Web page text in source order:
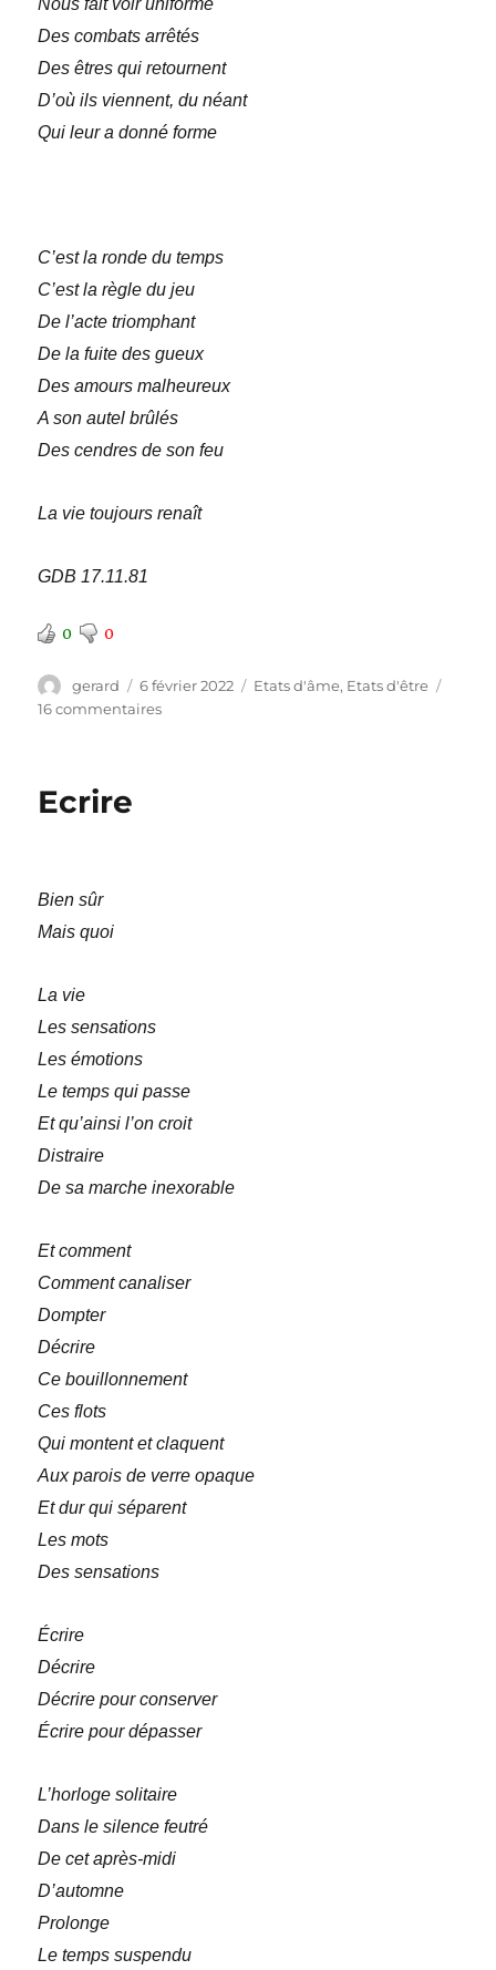
Nous fait voir uniforme
Des combats arrêtés
Des êtres qui retournent
D’où ils viennent, du néant
Qui leur a donné forme
C’est la ronde du temps
C’est la règle du jeu
De l’acte triomphant
De la fuite des gueux
Des amours malheureux
A son autel brûlés
Des cendres de son feu
La vie toujours renaît
GDB 17.11.81
0 0
Auteur
gerard
Publié
le
6 février 2022 Catégories
Etats d'âme, Etats d'être
16 commentairessur
Ecrire
Bien sûr
Mais quoi
La vie
Les sensations
Les émotions
Le temps qui passe
Et qu’ainsi l’on croit
Distraire
De sa marche inexorable
Et comment
Comment canaliser
Dompter
Décrire
Ce bouillonnement
Ces flots
Qui montent et claquent
Aux parois de verre opaque
Et dur qui séparent
Les mots
Des sensations
Écrire
Décrire
Décrire pour conserver
Écrire pour dépasser
L’horloge solitaire
Dans le silence feutré
De cet après-midi
D’automne
Prolonge
Le temps suspendu